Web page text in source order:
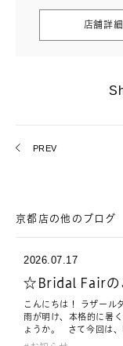
店舗詳細
PREV
京都店の他のブログ
2026.07.17
☆Bridal Fairの
こんにちは！ ラザール
雨が明け、本格的に暑
ょうか。 さて今回は